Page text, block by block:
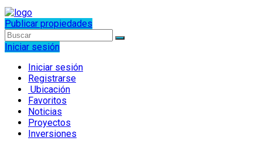
Publicar propiedades
Iniciar sesión
Iniciar sesión
Registrarse
Ubicación
Favoritos
Noticias
Proyectos
Inversiones